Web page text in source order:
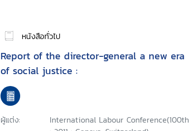
หนังสือทั่วไป
Report of the director-general a new era
of social justice :
ผู้แต่ง:
International Labour Conference(100th